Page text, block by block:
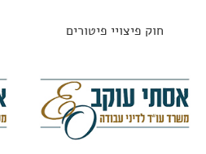
חוק פיצויי פיטורים